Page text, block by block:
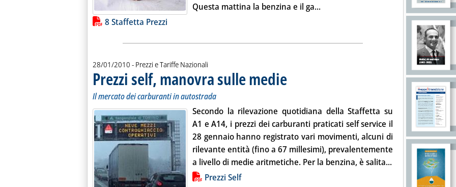
Questa mattina la benzina e il ga...Leggi tutta la notizia: 'Extra-rete: le
Lista allegati PDF alla notizia
8 Staffetta Prezzi
28/01/2010 - Prezzi e Tariffe Nazionali
Prezzi self, manovra sulle medie . Sottotitolo: Il mercato dei carburanti in autostrada
Il mercato dei carburanti in autostrada
Secondo la rilevazione quotidiana della Staffetta su
A1 e A14, i prezzi dei carburanti praticati self service il
28 gennaiohanno registrato vari movimenti, alcuni di
rilevante entità (fino a 67 millesimi), prevalentemente
a livello di medie aritmetiche. Per la benzina, è salita...Leggi tutta la
Lista allegati PDF alla notizia
Prezzi Self